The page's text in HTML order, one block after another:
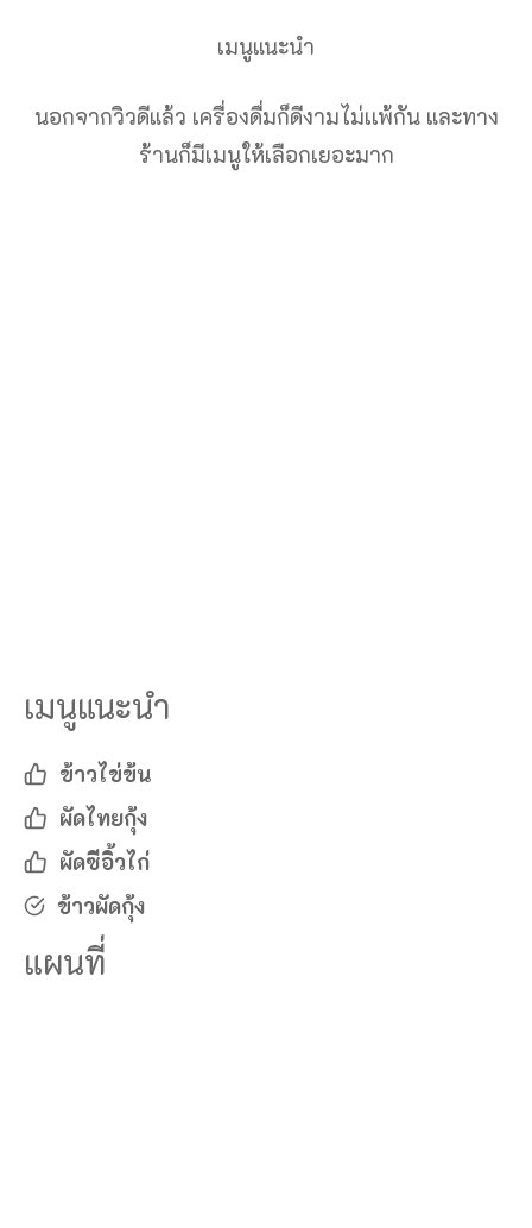
เมนูแนะนำ
นอกจากวิวดีแล้ว เครื่องดื่มก็ดีงามไม่เเพ้กัน และทาง
ร้านก็มีเมนูให้เลือกเยอะมาก
เมนูแนะนำ
ข้าวไข่ข้น
ผัดไทยกุ้ง
ผัดซีอิ้วไก่
ข้าวผัดกุ้ง
แผนที่